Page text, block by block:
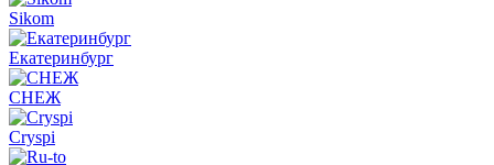
Sikom
Екатеринбург
СНЕЖ
Cryspi